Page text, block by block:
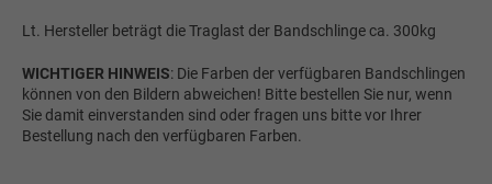
Lt. Hersteller beträgt die Traglast der Bandschlinge ca. 300kg
WICHTIGER HINWEIS: Die Farben der verfügbaren Bandschlingen
können von den Bildern abweichen! Bitte bestellen Sie nur, wenn
Sie damit einverstanden sind oder fragen uns bitte vor Ihrer
Bestellung nach den verfügbaren Farben.